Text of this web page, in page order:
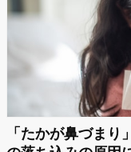
「たかが鼻づま